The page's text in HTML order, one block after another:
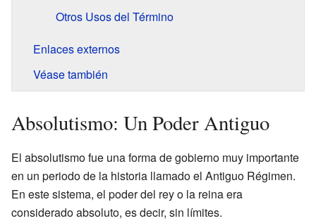
Otros Usos del Término
Enlaces externos
Véase también
Absolutismo: Un Poder Antiguo
El absolutismo fue una forma de gobierno muy importante
en un periodo de la historia llamado el Antiguo Régimen.
En este sistema, el poder del rey o la reina era
considerado absoluto, es decir, sin límites.